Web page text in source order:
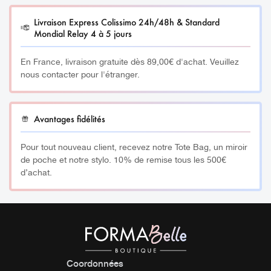
Livraison Express Colissimo 24h/48h & Standard
Mondial Relay 4 à 5 jours
En France, livraison gratuite dès 89,00€ d'achat. Veuillez
nous contacter pour l'étranger.
Avantages fidélités
Pour tout nouveau client, recevez notre Tote Bag, un miroir
de poche et notre stylo. 10% de remise tous les 500€
d’achat.
Coordonnées